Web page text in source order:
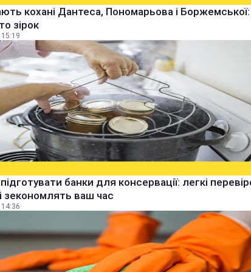
кохані Дантеса, Пономарьова і Боржемської:
зірок
банки для консервації: легкі
зекономлять ваш час